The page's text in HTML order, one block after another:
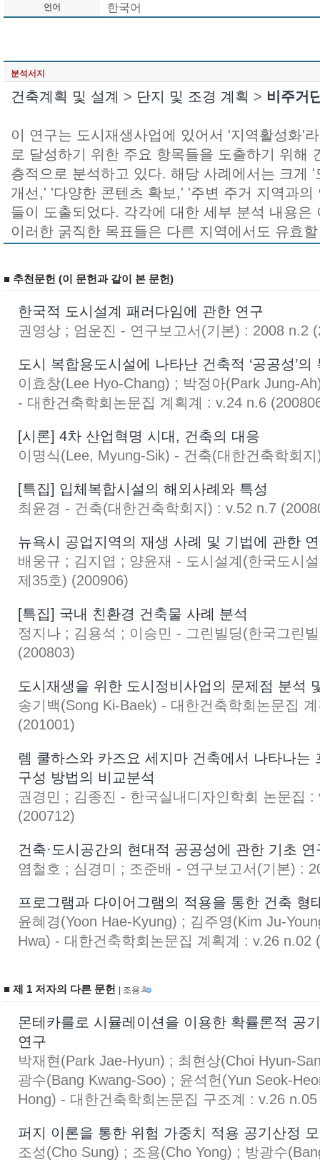
언어 한국어
분석서지
건축계획 및 설계 > 단지 및 조경 계획 > 비주거
이 연구는 도시재생사업에 있어서 '지역활성화'
로 달성하기 위한 주요 항목들을 도출하기 위해
층적으로 분석하고 있다. 해당 사례에서는 크게
개선,' '다양한 콘텐츠 확보,' '주변 주거 지역과
들이 도출되었다. 각각에 대한 세부 분석 내용은
이러한 굵직한 목표들은 다른 지역에서도 유효
■ 추천문헌 (이 문헌과 같이 본 문헌)
한국적 도시설계 패러다임에 관한 연구
권영상 ; 엄운진 - 연구보고서(기본) : 2008 n.2
도시 복합용도시설에 나타난 건축적 ‘공공성’
이효창(Lee Hyo-Chang) ; 박정아(Park Jung-
- 대한건축학회논문집 계획계 : v.24 n.6
[시론] 4차 산업혁명 시대, 건축의 대응
이명식(Lee, Myung-Sik) - 건축(대한건축학회
[특집] 입체복합시설의 해외사례와 특성
최윤경 - 건축(대한건축학회지) : v.52 n.7
뉴욕시 공업지역의 재생 사례 및 기법에 관한
배웅규 ; 김지엽 ; 양윤재 - 도시설계(한국도시
제35호) (200906)
[특집] 국내 친환경 건축물 사례 분석
정지나 ; 김용석 ; 이승민 - 그린빌딩(한국그린
(200803)
도시재생을 위한 도시정비사업의 문제점 분석
송기백(Song Ki-Baek) - 대한건축학회논문집
(201001)
렘 쿨하스와 카즈요 세지마 건축에서 나타나는
구성 방법의 비교분석
권경민 ; 김종진 - 한국실내디자인학회 논문집
(200712)
건축·도시공간의 현대적 공공성에 관한 기초 연
염철호 ; 심경미 ; 조준배 - 연구보고서(기본) :
프로그램과 다이어그램의 적용을 통한 건축 형
윤혜경(Yoon Hae-Kyung) ; 김주영(Kim Ju-
Hwa) - 대한건축학회논문집 계획계 : v.26 n.02
■ 제 1 저자의 다른 문헌 | 조용
몬테카를로 시뮬레이션을 이용한 확률론적 공
연구
박재현(Park Jae-Hyun) ; 최현상(Choi Hyun-
광수(Bang Kwang-Soo) ; 윤석헌(Yun Seok-
Hong) - 대한건축학회논문집 구조계 : v.26
퍼지 이론을 통한 위험 가중치 적용 공기산정
조성(Cho Sung) ; 조용(Cho Yong) ; 방광수